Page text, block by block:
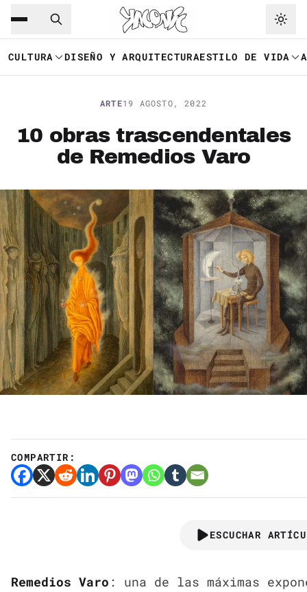
Saltar al contenido principal
CULTURA DISEÑO Y ARQUITECTURAESTILO DE VIDA
ARTE19 AGOSTO, 2022
10 obras trascendentales
de Remedios Varo
COMPARTIR:
ESCUCHAR
Remedios Varo : una de las máximas